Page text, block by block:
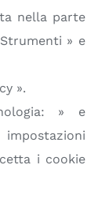
nella parte
» e
».
» e
i cookie